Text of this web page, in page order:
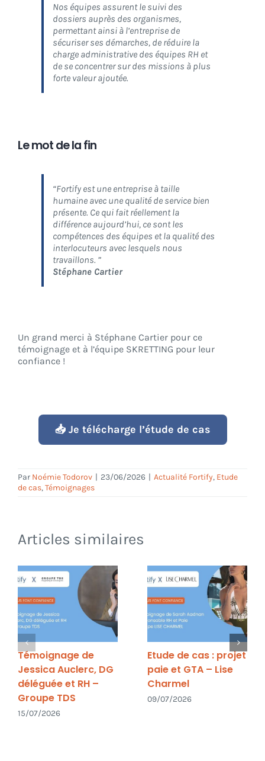
Nos équipes assurent le suivi des
dossiers auprès des organismes,
permettant ainsi à l’entreprise de
sécuriser ses démarches, de réduire la
charge administrative des équipes RH et
de se concentrer sur des missions à plus
forte valeur ajoutée.
Le mot de la fin
“Fortify est une entreprise à taille
humaine avec une qualité de service bien
présente. Ce qui fait réellement la
différence aujourd’hui, ce sont les
compétences des équipes et la qualité des
interlocuteurs avec lesquels nous
travaillons. ”
Stéphane Cartier
Un grand merci à Stéphane Cartier pour ce
témoignage et à l’équipe SKRETTING pour leur
confiance !
📥 Je télécharge l’étude de cas
Par Noémie Todorov | 23/06/2026 | Actualité Fortify, Etude
de cas,Témoignages
Articles similaires
Témoignage de
Jessica Auclerc, DG
déléguée et RH –
Groupe TDS
15/07/2026
Etude de cas : projet
paie et GTA – Lise
Charmel
09/07/2026